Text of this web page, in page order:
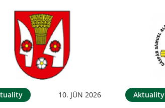
10. JÚN 2026 Aktuality